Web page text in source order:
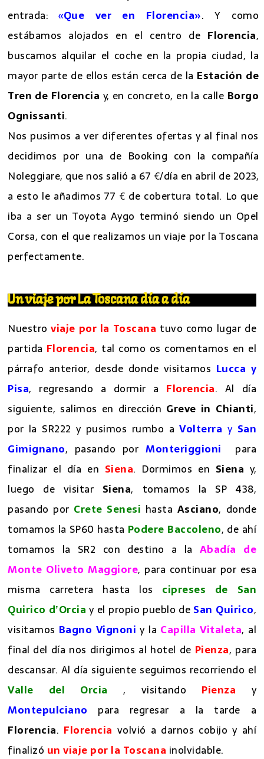
entrada:«Que ver en Florencia». Y como
estábamos alojados en el centro de Florencia,
buscamos alquilar el coche en la propia ciudad, la
mayor parte de ellos están cerca de la Estación de
Tren de Florencia y, en concreto, en la calle Borgo
Ognissanti.
Nos pusimos a ver diferentes ofertas y al final nos
decidimos por una de Booking con la compañía
Noleggiare, que nos salió a 67 €/día en abril de 2023,
a esto le añadimos 77 € de cobertura total. Lo que
iba a ser un Toyota Aygo terminó siendo un Opel
Corsa, con el que realizamos un viaje por la Toscana
perfectamente.
Un viaje por La Toscana día a día
Nuestro viaje por la Toscana tuvo como lugar de
partida Florencia, tal como os comentamos en el
párrafo anterior, desde donde visitamos Lucca y
Pisa, regresando a dormir a Florencia. Al día
siguiente, salimos en dirección Greve in Chianti,
por la SR222 y pusimos rumbo aVolterra y San
Gimignano, pasando porMonteriggioni
para
finalizar el día en Siena. Dormimos en Siena y,
luego de visitar Siena, tomamos la SP 438,
pasando por Crete Senesi hasta Asciano, donde
tomamos la SP60 hasta Podere Baccoleno, de ahí
tomamos la SR2 con destino a la Abadía de
Monte Oliveto Maggiore, para continuar por esa
misma carretera hasta los cipreses de San
Quirico d’Orcia y el propio pueblo de San Quirico,
visitamos Bagno Vignoni y la Capilla Vitaleta, al
final del día nos dirigimos al hotel de Pienza, para
descansar. Al día siguiente seguimos recorriendo el
Valle del Orcia , visitando Pienza
y
Montepulciano
para regresar a la tarde a
Florencia. Florencia volvió a darnos cobijo y ahí
finalizó un viaje por la Toscana inolvidable.